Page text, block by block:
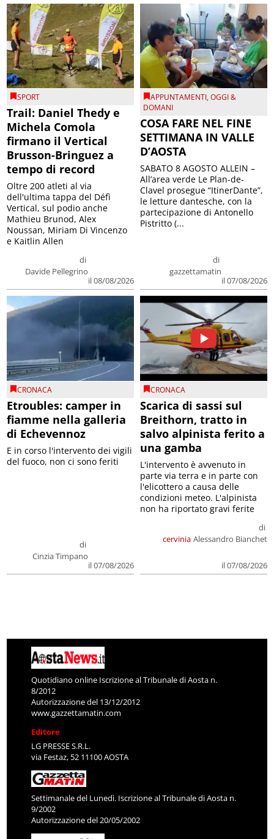
SPORT
Trail: Daniel Thedy e
Michela Comola
firmano il Vertical
Brusson-Bringuez a
tempo di record
di
Davide Pellegrino
il 08/08/2026
Oltre 200 atleti al via
dell'ultima tappa del Défì
Vertical, sul podio anche
Mathieu Brunod, Alex
Noussan, Miriam Di Vincenzo
e Kaitlin Allen
APPUNTAMENTI,OGGI &
DOMANI
COSA FARE NEL FINE
SETTIMANA IN VALLE
D’AOSTA
di
gazzettamatin
il 07/08/2026
SABATO 8 AGOSTO ALLEIN –
All’area verde Le Plan-de-
Clavel prosegue “ItinerDante”,
le letture dantesche, con la
partecipazione di Antonello
Pistritto (...
CRONACA
Etroubles: camper in
fiamme nella galleria
di Echevennoz
di
Cinzia Timpano
il 07/08/2026
E in corso l'intervento dei vigili
del fuoco, non ci sono feriti
CRONACA
Scarica di sassi sul
Breithorn, tratto in
salvo alpinista ferito a
una gamba
cervinia
di
Alessandro Bianchet
il 07/08/2026
L'intervento è avvenuto in
parte via terra e in parte con
l'elicottero a causa delle
condizioni meteo. L'alpinista
non ha riportato gravi ferite
Quotidiano online Iscrizione al Tribunale di Aosta n.
8/2012
Autorizzazione del 13/12/2012
www.gazzettamatin.com
Editore
LG PRESSE S.R.L.
via Festaz, 52 11100 AOSTA
Settimanale del Lunedì. Iscrizione al Tribunale di Aosta n.
9/2002
Autorizzazione del 20/05/2002